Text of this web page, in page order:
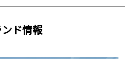
ド情報